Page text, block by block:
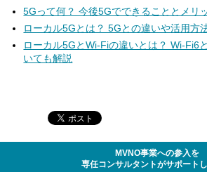
5Gって何？ 今後5Gでできることとメリ
ローカル5Gとは？ 5Gとの違いや活用方
ローカル5GとWi-Fiの違いとは？ Wi-Fi6
いても解説
MVNO事業への参入を
専任コンサルタントがサポートし